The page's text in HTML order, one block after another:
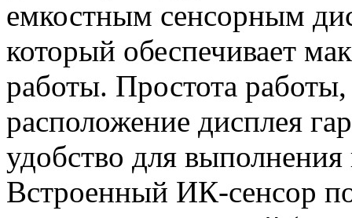
емкостным сенсорным
который обеспечивает
работы. Простота
расположение дисплея
удобство для
Встроенный ИК-сенсор